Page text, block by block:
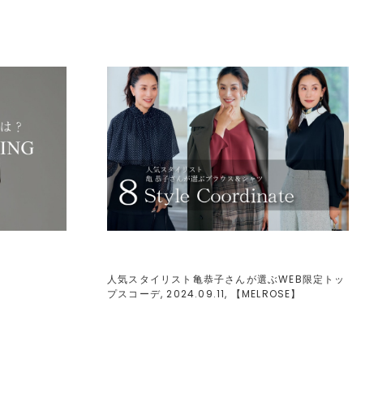
人気スタイリスト亀恭子さんが選ぶWEB限定トッ
プスコーデ, 2024.09.11, 【MELROSE】